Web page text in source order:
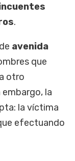
.
avenida
que
otro
la
la víctima
efectuando